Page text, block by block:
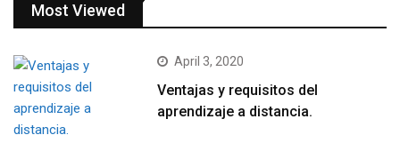
Most Viewed
April 3, 2020
Ventajas y requisitos del
aprendizaje a distancia.